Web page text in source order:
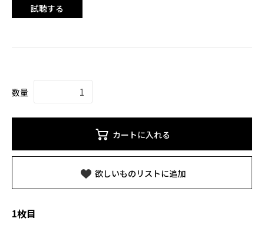
試聴する
数量
カートに入れる
欲しいものリストに追加
1枚目